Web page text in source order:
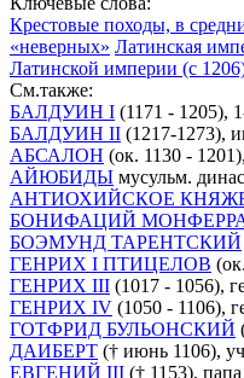
Крестовые походы, в
«неверных» Латинская
Латинской империи (с
См.также:
БАЛДУИН I (1171 - 1205),
БАЛДУИН II (1217-1273),
АБСАЛОН (ок. 1130 -
АЙЮБИДЫ мусульм.
АНТИОХИЙСКОЕ
БОНИФАЦИЙ
БОЭМУНД ТАРЕНТСКИЙ
ГЕНРИХ I ПТИЦЕЛОВ
ГЕНРИХ III (1017 - 1056),
ГЕНРИХ IV (1050 - 1106),
ГОТФРИД БУЛЬОНСКИЙ
ДАИБЕРТ († июнь 1106),
ЕВГЕНИЙ III († 1153),